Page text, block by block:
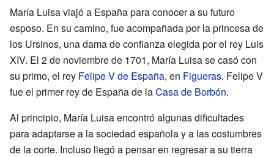
María Luisa viajó a España para conocer a su futuro
esposo. En su camino, fue acompañada por la princesa de
los Ursinos, una dama de confianza elegida por el rey Luis
XIV. El 2 de noviembre de 1701, María Luisa se casó con
su primo, el rey Felipe V de España, en Figueras. Felipe V
fue el primer rey de España de laCasa de Borbón.
Al principio, María Luisa encontró algunas dificultades
para adaptarse a la sociedad española y a las costumbres
de la corte. Incluso llegó a pensar en regresar a su tierra